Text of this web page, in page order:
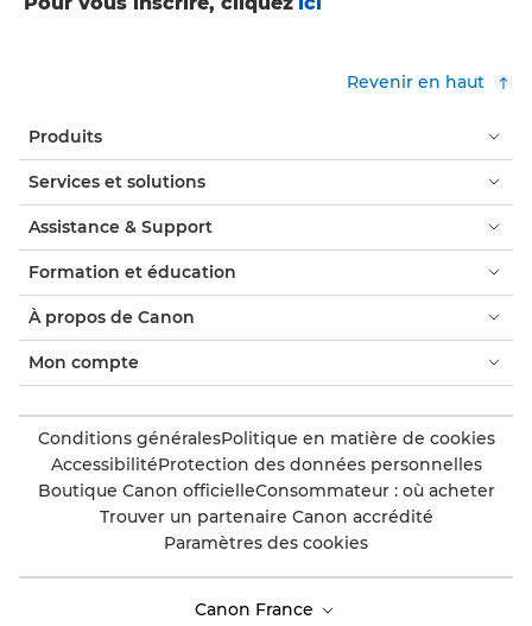
Revenir en haut
Produits
Services et solutions
Assistance & Support
Formation et éducation
À propos de Canon
Mon compte
Conditions généralesPolitique en matière de cookies
AccessibilitéProtection des données personnelles
Boutique Canon officielleConsommateur : où acheter
Trouver un partenaire Canon accrédité
Paramètres des cookies
Canon France